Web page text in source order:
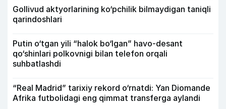
Gollivud aktyorlarining ko‘pchilik bilmaydigan taniqli
qarindoshlari
Putin o‘tgan yili “halok bo‘lgan” havo-desant
qo‘shinlari polkovnigi bilan telefon orqali
suhbatlashdi
“Real Madrid” tarixiy rekord o‘rnatdi: Yan Diomande
Afrika futbolidagi eng qimmat transferga aylandi